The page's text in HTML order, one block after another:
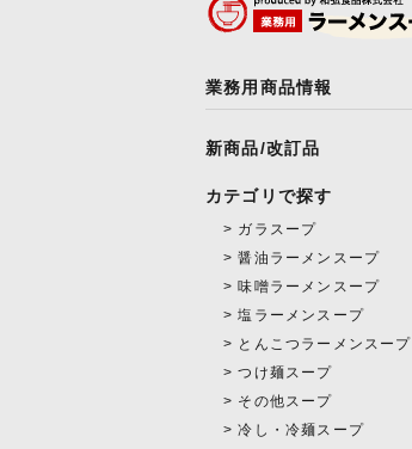
業務用商品情報
新商品/改訂品
カテゴリで探す
ガラスープ
醤油ラーメンスープ
味噌ラーメンスープ
塩ラーメンスープ
とんこつラーメンスープ
つけ麺スープ
その他スープ
冷し・冷麺スープ